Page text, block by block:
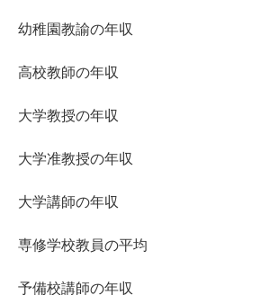
幼稚園教諭の年収
高校教師の年収
大学教授の年収
大学准教授の年収
大学講師の年収
専修学校教員の平均
予備校講師の年収